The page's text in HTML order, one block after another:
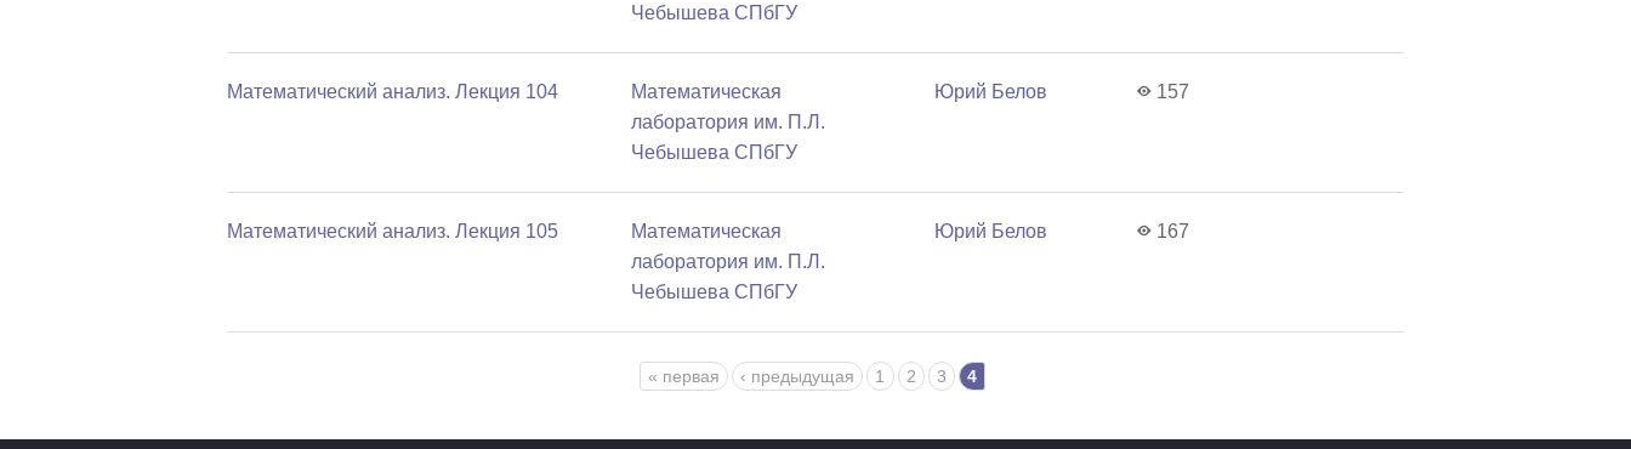
Чебышева СПбГУ
Математический анализ. Лекция 104
Математичеcкая
лаборатория им. П.Л.
Чебышева СПбГУ
Юрий Белов 157
Математический анализ. Лекция 105
Математичеcкая
лаборатория им. П.Л.
Чебышева СПбГУ
Юрий Белов 167
« первая ‹ предыдущая 1 2 3 4